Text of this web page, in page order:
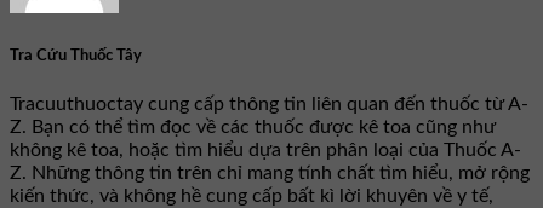
Tra Cứu Thuốc Tây
Tracuuthuoctay cung cấp thông tin liên quan đến thuốc từ A-
Z. Bạn có thể tìm đọc về các thuốc được kê toa cũng như
không kê toa, hoặc tìm hiểu dựa trên phân loại của Thuốc A-
Z. Những thông tin trên chỉ mang tính chất tìm hiểu, mở rộng
kiến thức, và không hề cung cấp bất kì lời khuyên về y tế,